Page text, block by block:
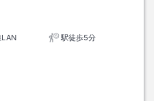
LAN
駅徒歩5分